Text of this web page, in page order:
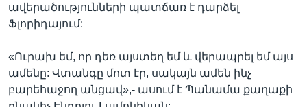
ավերածությունների պատճառ է դարձել
Ֆլորիդայում:
«Ուրախ եմ, որ դեռ այստեղ եմ և վերապրել եմ այս
ամենը: Վտանգը մոտ էր, սակայն ամեն ինչ
բարեհաջող անցավ»,- ասում է Պանամա քաղաքի